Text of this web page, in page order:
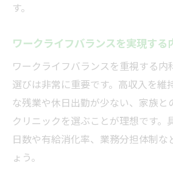
す。
ワークライフバランスを実現する
ワークライフバランスを重視する内
選びは非常に重要です。高収入を維
な残業や休日出勤が少ない、家族と
クリニックを選ぶことが理想です。
日数や有給消化率、業務分担体制な
ょう。